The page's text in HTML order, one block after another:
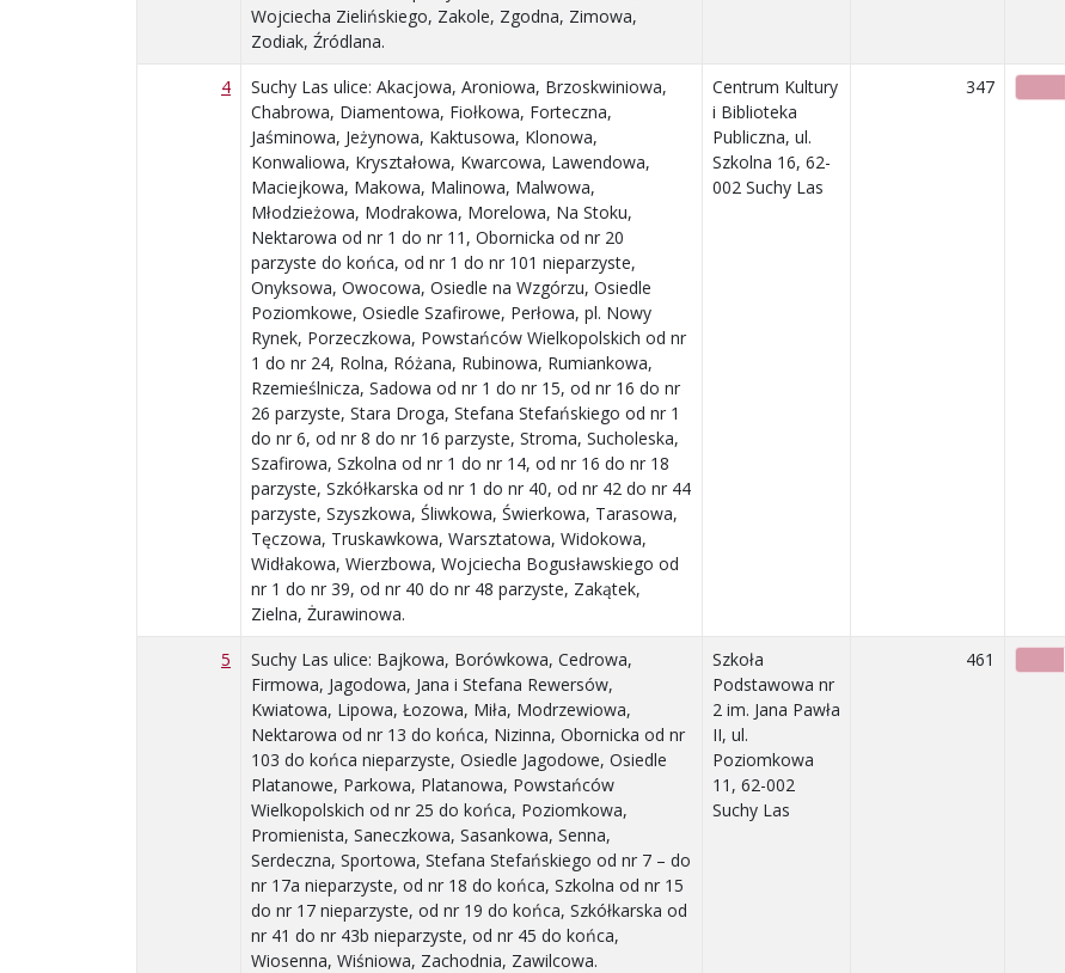
Wojciecha Zielińskiego, Zakole, Zgodna, Zimowa,
Zodiak, Źródlana.
4
Suchy Las ulice: Akacjowa, Aroniowa, Brzoskwiniowa,
Chabrowa, Diamentowa, Fiołkowa, Forteczna,
Jaśminowa, Jeżynowa, Kaktusowa, Klonowa,
Konwaliowa, Kryształowa, Kwarcowa, Lawendowa,
Maciejkowa, Makowa, Malinowa, Malwowa,
Młodzieżowa, Modrakowa, Morelowa, Na Stoku,
Nektarowa od nr 1 do nr 11, Obornicka od nr 20
parzyste do końca, od nr 1 do nr 101 nieparzyste,
Onyksowa, Owocowa, Osiedle na Wzgórzu, Osiedle
Poziomkowe, Osiedle Szafirowe, Perłowa, pl. Nowy
Rynek, Porzeczkowa, Powstańców Wielkopolskich od nr
1 do nr 24, Rolna, Różana, Rubinowa, Rumiankowa,
Rzemieślnicza, Sadowa od nr 1 do nr 15, od nr 16 do nr
26 parzyste, Stara Droga, Stefana Stefańskiego od nr 1
do nr 6, od nr 8 do nr 16 parzyste, Stroma, Sucholeska,
Szafirowa, Szkolna od nr 1 do nr 14, od nr 16 do nr 18
parzyste, Szkółkarska od nr 1 do nr 40, od nr 42 do nr 44
parzyste, Szyszkowa, Śliwkowa, Świerkowa, Tarasowa,
Tęczowa, Truskawkowa, Warsztatowa, Widokowa,
Widłakowa, Wierzbowa, Wojciecha Bogusławskiego od
nr 1 do nr 39, od nr 40 do nr 48 parzyste, Zakątek,
Zielna, Żurawinowa.
Centrum Kultury
i Biblioteka
Publiczna, ul.
Szkolna 16, 62-
002 Suchy Las
347
5
Suchy Las ulice: Bajkowa, Borówkowa, Cedrowa,
Firmowa, Jagodowa, Jana i Stefana Rewersów,
Kwiatowa, Lipowa, Łozowa, Miła, Modrzewiowa,
Nektarowa od nr 13 do końca, Nizinna, Obornicka od nr
103 do końca nieparzyste, Osiedle Jagodowe, Osiedle
Platanowe, Parkowa, Platanowa, Powstańców
Wielkopolskich od nr 25 do końca, Poziomkowa,
Promienista, Saneczkowa, Sasankowa, Senna,
Serdeczna, Sportowa, Stefana Stefańskiego od nr 7 – do
nr 17a nieparzyste, od nr 18 do końca, Szkolna od nr 15
do nr 17 nieparzyste, od nr 19 do końca, Szkółkarska od
nr 41 do nr 43b nieparzyste, od nr 45 do końca,
Wiosenna, Wiśniowa, Zachodnia, Zawilcowa.
Szkoła
Podstawowa nr
2 im. Jana Pawła
II, ul.
Poziomkowa
11, 62-002
Suchy Las
461